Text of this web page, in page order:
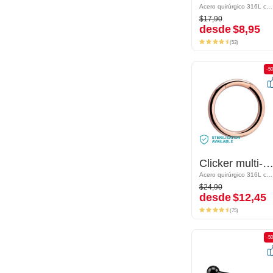
Acero quirúrgico 316L chapado en oro
$17,90
desde$8,95
Acero quirúrgico 316L chapado en oro
$17,90
desde$8,95
(53)
-50%
Clicker multi-purpose (acero quirúrgico, chapado en oro rosa, acabado brillante)
Acero quirúrgico 316L chapado en oro rosa
$24,90
desde$12,45
-
Clicker multi-purpose (acero quirúrgico, chapado en oro rosa, acabado brillante)
Acero quirúrgico 316L chapado en oro rosa
$24,90
desde$12,45
(75)
-50%
-